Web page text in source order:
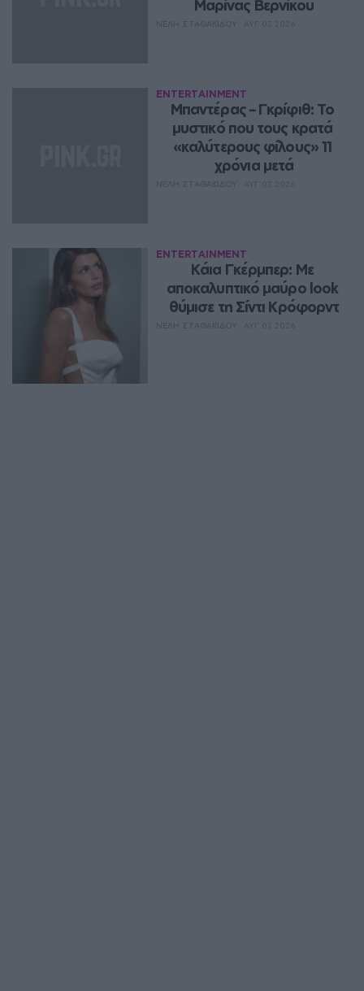
Μαρίνας Βερνίκου
ENTERTAINMENT
Μπαντέρας – Γκρίφιθ: Το
μυστικό που τους κρατά
«καλύτερους φίλους» 11
χρόνια μετά
ENTERTAINMENT
Κάια Γκέρμπερ: Με
αποκαλυπτικό μαύρο look
θύμισε τη Σίντι Κρόφορντ